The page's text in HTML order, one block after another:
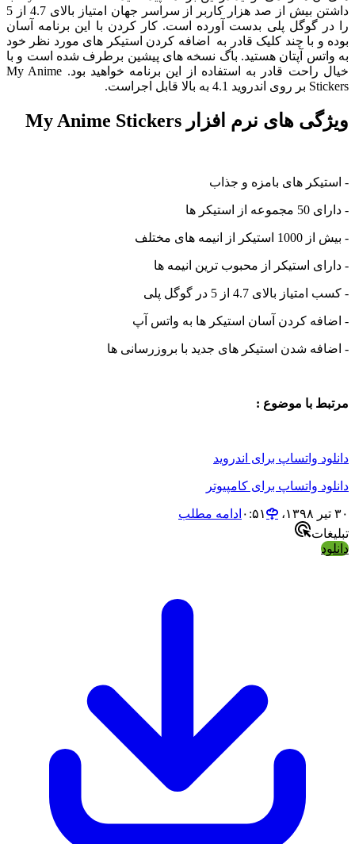
داشتن بیش از صد هزار کاربر از سراسر جهان امتیاز بالای 4.7 از 5
را در گوگل پلی بدست آورده است. کار کردن با این برنامه آسان
بوده و با چند کلیک قادر به اضافه کردن استیکر های مورد نظر خود
به واتس آپتان هستید. باگ نسخه های پیشین برطرف شده است و با
خیال راحت قادر به استفاده از این برنامه خواهید بود. My Anime
Stickers بر روی اندروید 4.1 به بالا قابل اجراست.
ویژگی های نرم افزار My Anime Stickers
- استیکر های بامزه و جذاب
- دارای 50 مجموعه از استیکر ها
- بیش از 1000 استیکر از انیمه های مختلف
- دارای استیکر از محبوب ترین انیمه ها
- کسب امتیاز بالای 4.7 از 5 در گوگل پلی
- اضافه کردن آسان استیکر ها به واتس آپ
- اضافه شدن استیکر های جدید با بروزرسانی ها
مرتبط با موضوع :
دانلود واتساپ برای اندروید
دانلود واتساپ برای کامپیوتر
۳۰ تیر ۱۳۹۸،‏ ۰:۵۱
ادامه مطلب
تبلیغات
دانلود